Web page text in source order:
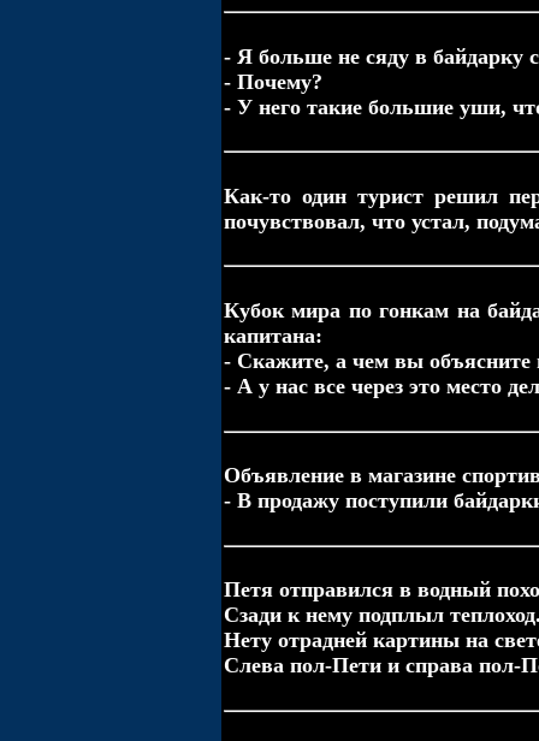
- Я больше не сяду в байдарку
- Почему?
- У него такие большие уши,
Как-то один турист решил
почувствовал, что устал,
Кубок мира по гонкам на
капитана:
- Скажите, а чем вы объясните
- А у нас все через это место
Объявление в магазине
- В продажу поступили
Петя отправился в водный
Сзади к нему подплыл
Нету отрадней картины на
Слева пол-Пети и справа пол-